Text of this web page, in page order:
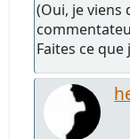
(Oui, je viens
Faites ce que